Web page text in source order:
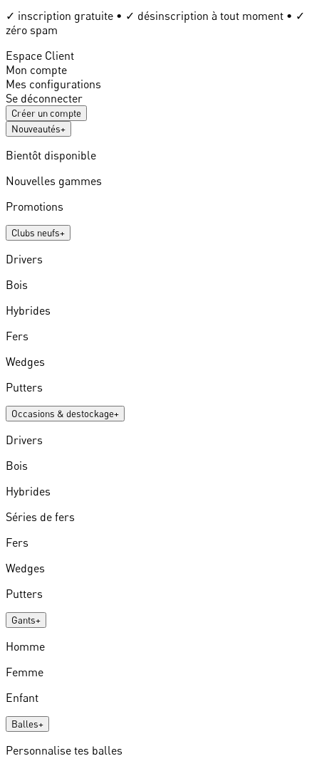
✓ inscription gratuite • ✓ désinscription à tout moment • ✓
zéro spam
Espace Client
Mon compte
Mes configurations
Se déconnecter
Créer un compte
Nouveautés+
Bientôt disponible
Nouvelles gammes
Promotions
Clubs neufs+
Drivers
Bois
Hybrides
Fers
Wedges
Putters
Occasions & destockage+
Drivers
Bois
Hybrides
Séries de fers
Fers
Wedges
Putters
Gants+
Homme
Femme
Enfant
Balles+
Personnalise tes balles